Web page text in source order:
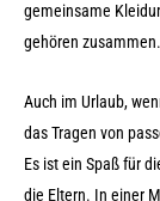
gemeinsame
gehören zusammen.
Auch im Urlaub,
das Tragen von
Es ist ein Spaß für
die Eltern. In einer